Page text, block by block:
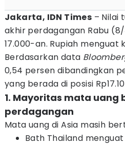
Jakarta, IDN Times – Nilai
akhir perdagangan Rabu
17.000-an. Rupiah menguat
Berdasarkan data
0,54 persen dibandingkan
yang berada di posisi
1. Mayoritas mata
perdagangan
Mata uang di Asia masih
Bath Thailand menguat